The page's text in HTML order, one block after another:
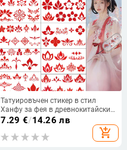
Татуировъчен стикер в стил
Ханфу за фея в древнокитайски
костюм, принт за челото и стикер
орнамент, водоустойчив и
7.29 €/14.26 лв
add_shopping_cart